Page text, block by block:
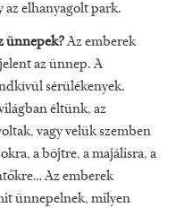
az elhanyagolt park.
ünnepek?Az emberek
az ünnep. A
sérülékenyek.
éltünk, az
vagy velük szemben
a böjtre, a majálisra, a
Az emberek
ünnepelnek, milyen